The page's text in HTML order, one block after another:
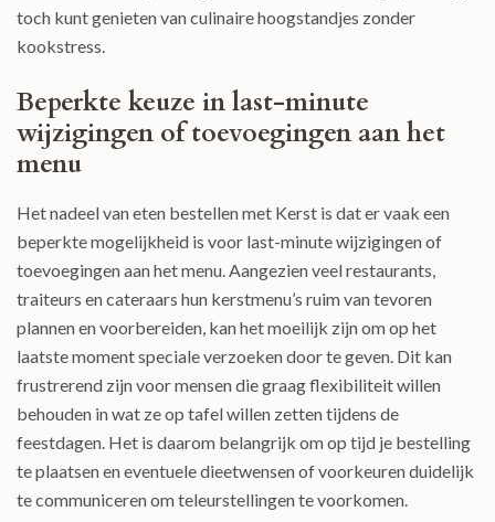
toch kunt genieten van culinaire hoogstandjes zonder
kookstress.
Beperkte keuze in last-minute
wijzigingen of toevoegingen aan het
menu
Het nadeel van eten bestellen met Kerst is dat er vaak een
beperkte mogelijkheid is voor last-minute wijzigingen of
toevoegingen aan het menu. Aangezien veel restaurants,
traiteurs en cateraars hun kerstmenu’s ruim van tevoren
plannen en voorbereiden, kan het moeilijk zijn om op het
laatste moment speciale verzoeken door te geven. Dit kan
frustrerend zijn voor mensen die graag flexibiliteit willen
behouden in wat ze op tafel willen zetten tijdens de
feestdagen. Het is daarom belangrijk om op tijd je bestelling
te plaatsen en eventuele dieetwensen of voorkeuren duidelijk
te communiceren om teleurstellingen te voorkomen.